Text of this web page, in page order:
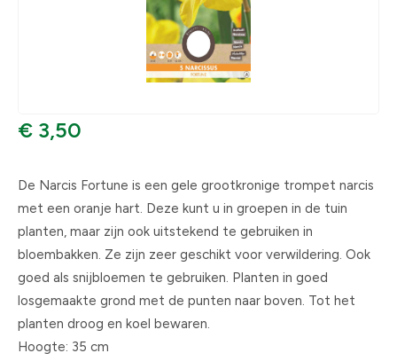
€ 3,50
De Narcis Fortune is een gele grootkronige trompet narcis
met een oranje hart. Deze kunt u in groepen in de tuin
planten, maar zijn ook uitstekend te gebruiken in
bloembakken. Ze zijn zeer geschikt voor verwildering. Ook
goed als snijbloemen te gebruiken. Planten in goed
losgemaakte grond met de punten naar boven. Tot het
planten droog en koel bewaren.
Hoogte: 35 cm